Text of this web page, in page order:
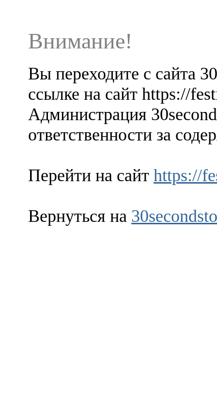
Внимание!
Вы переходите с сайта
ссылке на сайт https://
Администрация
ответственности за
Перейти на сайт https://
Вернуться на